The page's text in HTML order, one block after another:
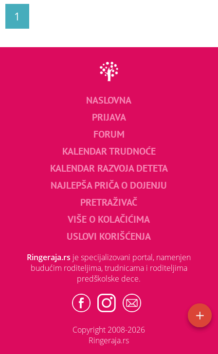
1
NASLOVNA
PRIJAVA
FORUM
KALENDAR TRUDNOĆE
KALENDAR RAZVOJA DETETA
NAJLEPŠA PRIČA O DOJENJU
PRETRAŽIVAČ
VIŠE O KOLAČIĆIMA
USLOVI KORIŠĆENJA
Ringeraja.rs je specijalizovani portal, namenjen
budućim roditeljima, trudnicama i roditeljima
predškolske dece.
Copyright 2008-2026
Ringeraja.rs